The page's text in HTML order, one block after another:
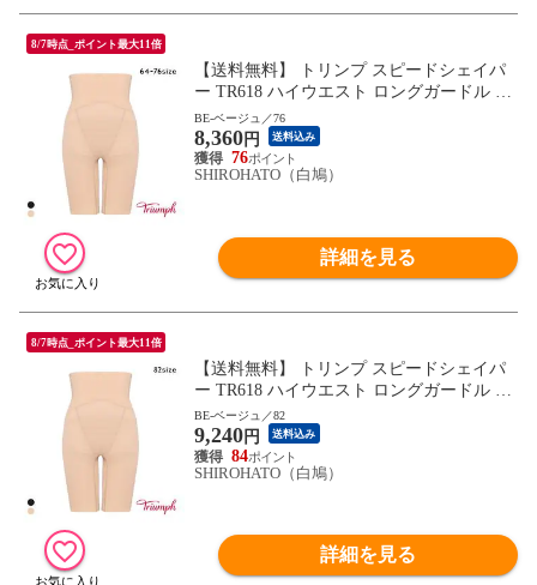
8/7時点_ポイント最大11倍
【送料無料】 トリンプ スピードシェイパ
ー TR618 ハイウエスト ロングガードル 64-
76 Triumph
BE-ベージュ／76
8,360円 送料込み
76
SHIROHATO（白鳩）
詳細を見る
8/7時点_ポイント最大11倍
【送料無料】 トリンプ スピードシェイパ
ー TR618 ハイウエスト ロングガードル 82
大きいサイズ Triumph
BE-ベージュ／82
9,240円 送料込み
84
SHIROHATO（白鳩）
詳細を見る